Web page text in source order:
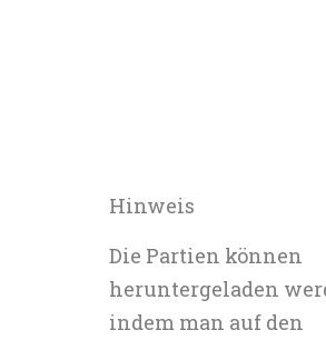
Hinweis
Die Partien können
heruntergeladen
indem man auf den